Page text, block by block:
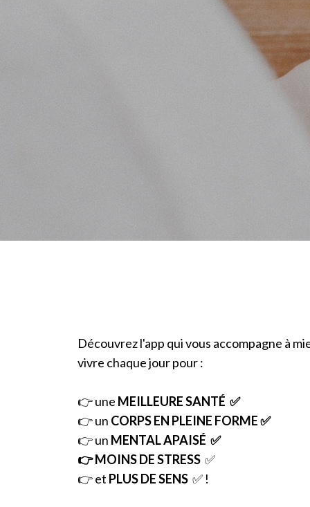
Découvrez l'app qui vous accompagne à
vivre chaque jour pour :
👉 une MEILLEURE SANTÉ ✅
👉 un CORPS EN PLEINE FORME✅
👉 un MENTAL APAISÉ ✅
👉 MOINS DE STRESS ✅
👉 et PLUS DE SENS ✅ !